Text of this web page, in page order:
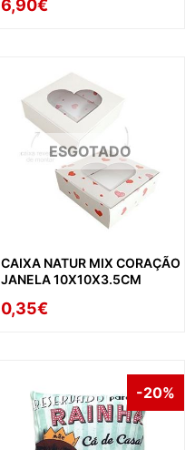
6,90€
ESGOTADO
CAIXA NATUR MIX CORAÇÃO
JANELA 10X10X3.5CM
0,35€
-20%